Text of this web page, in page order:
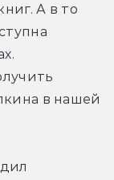
А в то
в нашей